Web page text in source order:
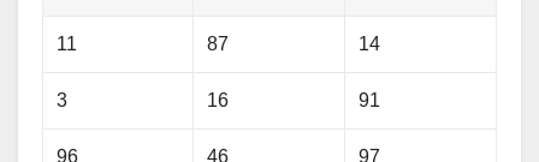
11 87 14
3 16 91
96 46 97